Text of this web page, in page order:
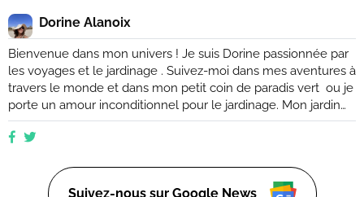
Dorine Alanoix
Bienvenue dans mon univers ! Je suis Dorine passionnée par
les voyages et le jardinage . Suivez-moi dans mes aventures à
travers le monde et dans mon petit coin de paradis vert ou je
porte un amour inconditionnel pour le jardinage. Mon jardin
est mon havre de paix, un endroit où je peux me ressourcer
et m'émerveiller devant la beauté de la nature. Suivez mes
ce soit dans un petit coin de balcon ou dans un vaste espace
verdoyant. Suivez-nous sur Google News